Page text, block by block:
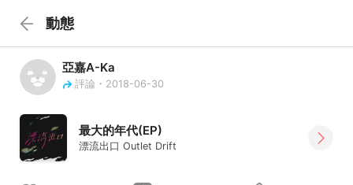
動態
亞嘉A-Ka
評論・2018-06-30
最大的年代(EP)
漂流出口 Outlet Drift